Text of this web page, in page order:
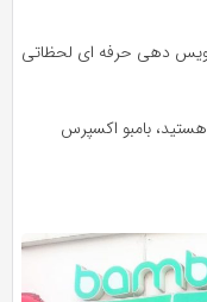
دهی حرفه‌ ای لحظاتی
بامبو اکسپرس